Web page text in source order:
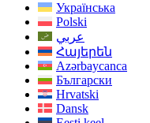
Українська
Polski
عربي
Հայերեն
Azərbaycanca
Български
Hrvatski
Dansk